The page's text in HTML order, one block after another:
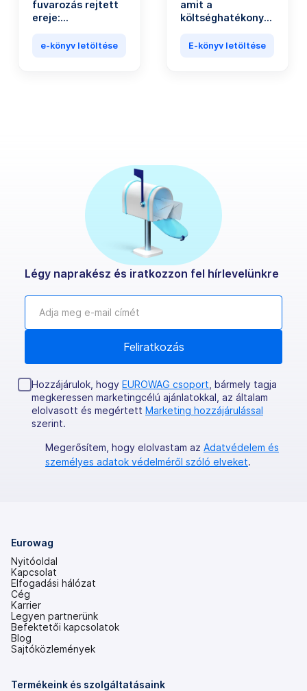
fuvarozás rejtett
ereje:
innováció,
e-könyv letöltése
amit a
költséghatékony
tudni kell
E-könyv letöltése
Légy naprakész és iratkozzon fel hírlevelünkre
Hozzájárulok, hogy EUROWAG csoport , bármely tagja
megkeressen marketingcélú ajánlatokkal, az általam
elolvasott és megértett Marketing hozzájárulással
szerint.
Megerősítem, hogy elolvastam az Adatvédelem és
személyes adatok védelméről szóló elveket.
Eurowag
Nyitóoldal
Kapcsolat
Elfogadási hálózat
Cég
Karrier
Legyen partnerünk
Befektetői kapcsolatok
(új
lapon
Blog
Sajtóközlemények
Termékeink és szolgáltatásaink